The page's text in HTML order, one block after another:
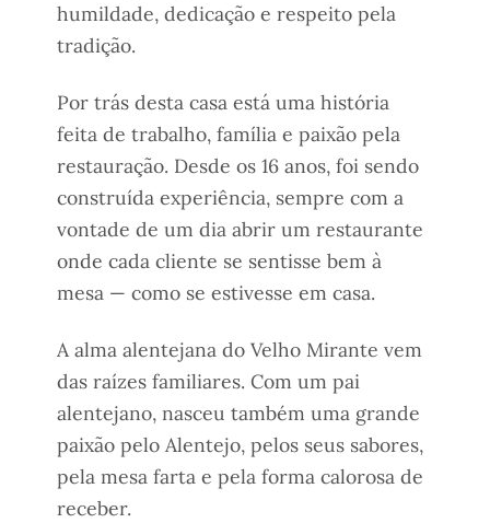
humildade, dedicação e respeito pela
tradição.
Por trás desta casa está uma história
feita de trabalho, família e paixão pela
restauração. Desde os 16 anos, foi sendo
construída experiência, sempre com a
vontade de um dia abrir um restaurante
onde cada cliente se sentisse bem à
mesa — como se estivesse em casa.
A alma alentejana do Velho Mirante vem
das raízes familiares. Com um pai
alentejano, nasceu também uma grande
paixão pelo Alentejo, pelos seus sabores,
pela mesa farta e pela forma calorosa de
receber.